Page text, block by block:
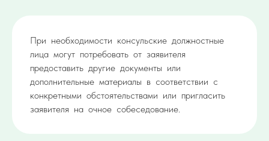
При необходимости консульские должностные
лица могут потребовать от заявителя
предоставить другие документы или
дополнительные материалы в соответствии с
конкретными обстоятельствами или пригласить
заявителя на очное собеседование.